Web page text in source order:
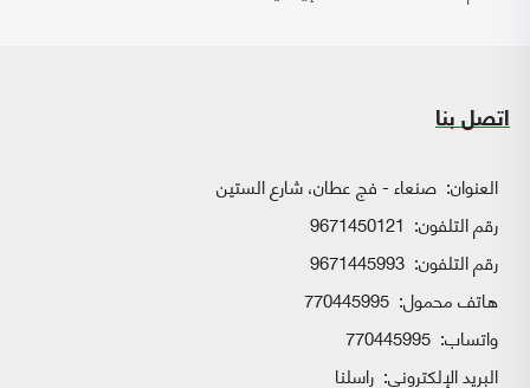
اتصل بنا
العنوان: صنعاء - فج عطان، شارع الستين
رقم التلفون: 9671450121
رقم التلفون: 9671445993
هاتف محمول: 770445995
واتساب:
البريد الإلكتروني: راسلنا